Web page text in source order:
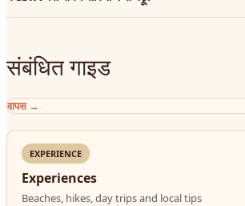
संबंधित गाइड
वापस→
EXPERIENCE
Experiences
Beaches, hikes, day trips and local tips